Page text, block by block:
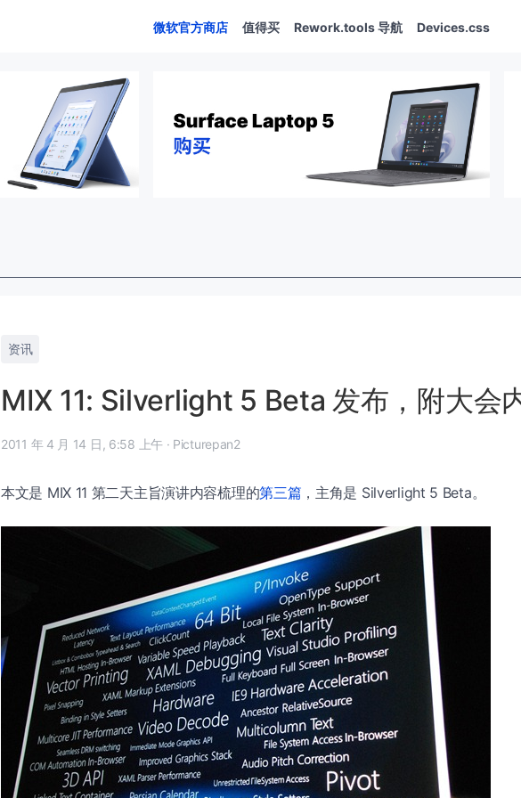
微软官方商店 值得买 Rework.tools 导航 Devices.css
资讯
MIX 11: Silverlight 5 Beta 发布，附大会
2011 年 4 月 14 日, 6:58 上午 · Picturepan2
本文是 MIX 11 第二天主旨演讲内容梳理的第三篇 ，主角是 Silverlight 5 Beta。